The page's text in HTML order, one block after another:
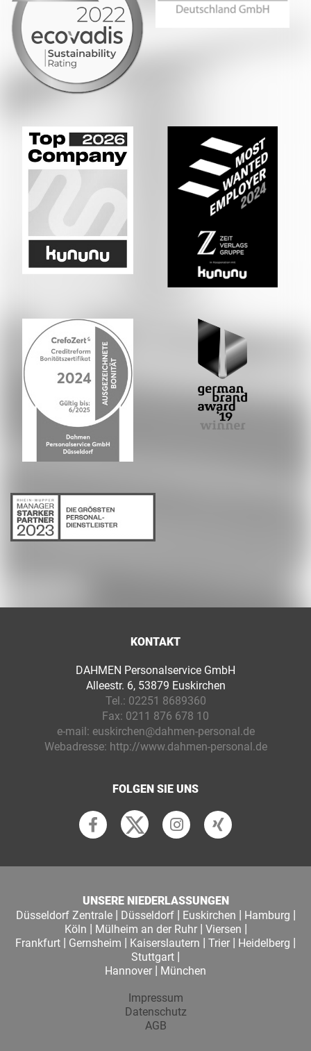
KONTAKT
DAHMEN Personalservice GmbH
Alleestr. 6, 53879 Euskirchen
Tel.: 02251 8689360
Fax: 0211 876 678 10
e-mail: euskirchen@dahmen-personal.de
Webadresse: http://www.dahmen-personal.de
FOLGEN SIE UNS
UNSERE NIEDERLASSUNGEN
Düsseldorf Zentrale| Düsseldorf| Euskirchen | Hamburg |
Köln | Mülheim an der Ruhr| Viersen |
Frankfurt | Gernsheim | Kaiserslautern | Trier | Heidelberg |
Stuttgart |
Hannover | München
Impressum
Datenschutz
AGB